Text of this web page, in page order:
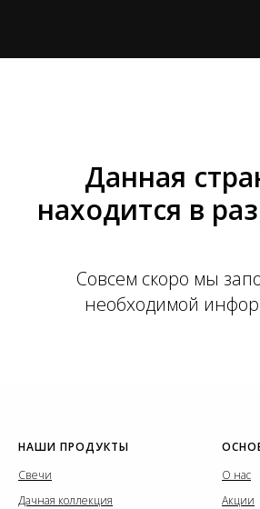
Данная
находится в
Совсем скоро мы
необходимой
НАШИ ПРОДУКТЫ
Свечи
Дачная коллекция
О нас
Акции